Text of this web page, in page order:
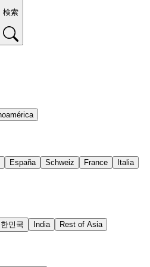
検索
España Schweiz France
Italia
민국 India Rest of Asia